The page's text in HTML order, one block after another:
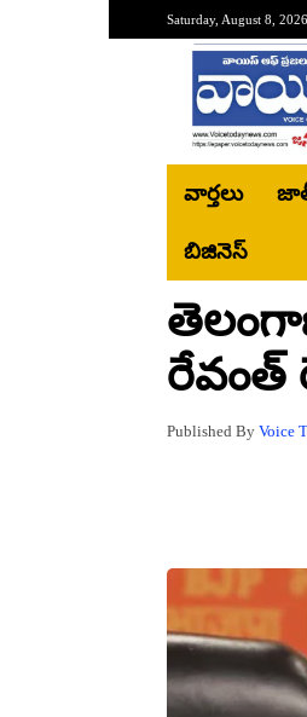
Saturday, August 8, 2026
వార్తలు
బిజినెస్‌
రేవంత్
Published By Voice